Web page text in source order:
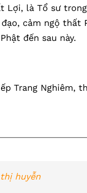
Lợi, là Tổ sư
cảm ngộ thất
đến sau này.
Trang Nghiêm,
huyễn